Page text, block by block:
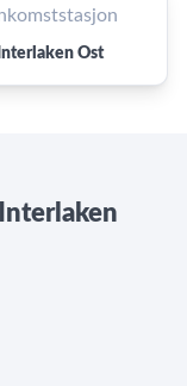
Interlaken Ost